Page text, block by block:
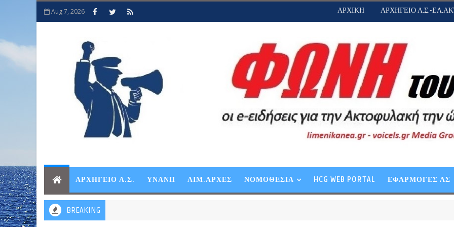
Aug 7, 2026 ΑΡΧΙΚΗ ΑΡΧΗΓΕΙΟ Λ.Σ.-
ΑΡΧΗΓΕΙΟ Λ.Σ. ΥΝΑΝΠ ΛΙΜ.ΑΡΧΕΣ ΝΟΜΟΘΕΣΙΑ HCG WEB PORTAL ΕΦΑΡΜΟΓΕΣ ΛΣ
BREAKING